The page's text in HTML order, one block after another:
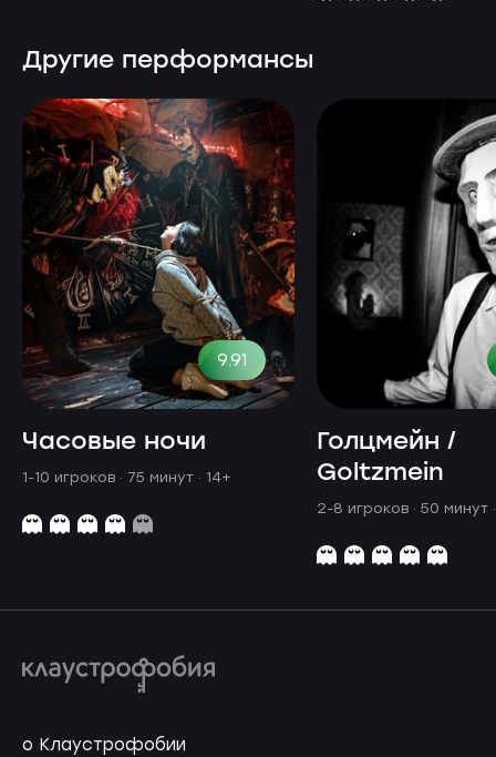
Другие перформансы
9.91
Часовые ночи
1-10 игроков · 75 минут · 14+
Голцмейн /
Goltzmein
2-8 игроков · 50 минут
о Клаустрофобии